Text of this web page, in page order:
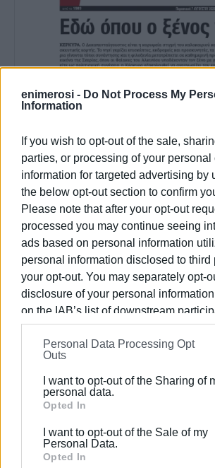
enimerosi - Do Not Process My
Information
If you wish to opt-out of the sale,
parties, or processing of your personal
information for targeted advertising by
the below opt-out section to confirm
Please note that after your opt-out
processed you may continue seeing
ads based on personal information
personal information disclosed to third
your opt-out. You may separately opt-
disclosure of your personal
on the IAB’s list of downstream
information may also be disclosed by
on theIAB’s List of Downstream
further disclose it to other third parties.
Please note that this website/app uses
Google services and may gather and
behaviour. You may click to grant or
Google and its third-party tags to use
Personal Data Processing Opt
Outs
I want to opt-out of the Sharing of
personal data.
Opted In
I want to opt-out of the Sale of my
Personal Data.
Opted In